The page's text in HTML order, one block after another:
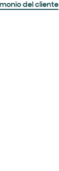
del cliente